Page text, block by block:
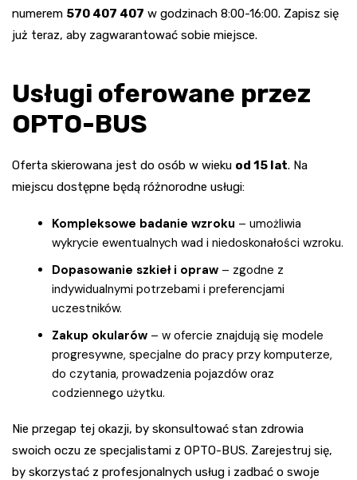
numerem 570 407 407 w godzinach 8:00-16:00. Zapisz się
już teraz, aby zagwarantować sobie miejsce.
Usługi oferowane przez
OPTO-BUS
Oferta skierowana jest do osób w wieku od 15 lat. Na
miejscu dostępne będą różnorodne usługi:
Kompleksowe badanie wzroku – umożliwia
wykrycie ewentualnych wad i niedoskonałości wzroku.
Dopasowanie szkieł i opraw – zgodne z
indywidualnymi potrzebami i preferencjami
uczestników.
Zakup okularów – w ofercie znajdują się modele
progresywne, specjalne do pracy przy komputerze,
do czytania, prowadzenia pojazdów oraz
codziennego użytku.
Nie przegap tej okazji, by skonsultować stan zdrowia
swoich oczu ze specjalistami z OPTO-BUS. Zarejestruj się,
by skorzystać z profesjonalnych usług i zadbać o swoje